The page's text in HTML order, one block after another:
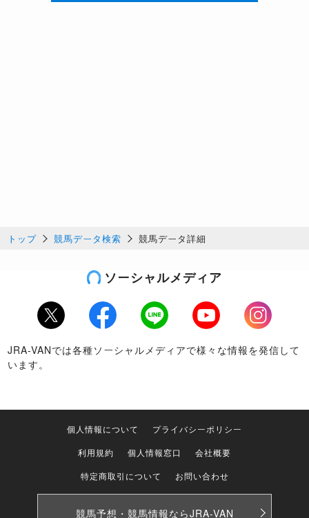
トップ 競馬データ検索 競馬データ詳細
ソーシャルメディア
Twitter Facebook LINE Youtube
Instagram
JRA-VANでは各種ソーシャルメディアで様々な情報を発信して
います。
個人情報について
プライバシーポリシー
利用規約
個人情報窓口
会社概要
特定商取引について
お問い合わせ
競馬予想・競馬情報ならJRA-VAN